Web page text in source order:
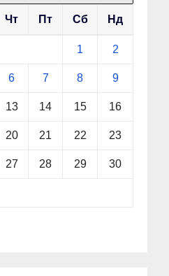
Чт Пт Сб Нд
1 2
6 7 8 9
13 14 15 16
20 21 22 23
27 28 29 30